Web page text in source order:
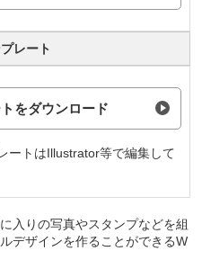
レート
をダウンロード
ートはIllustrator等で編集して
入りの写真やスタンプなどを組
デザインを作ることができるW